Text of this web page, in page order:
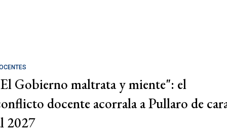
Gobierno maltrata y miente": el
docente acorrala a Pullaro de
2027